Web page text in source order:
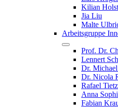
Kilian
Jia Liu
Malte
Arbeitsgruppe
Prof. Dr.
Lennert
Dr.
Dr. Nicola
Rafael
Anna
Fabian